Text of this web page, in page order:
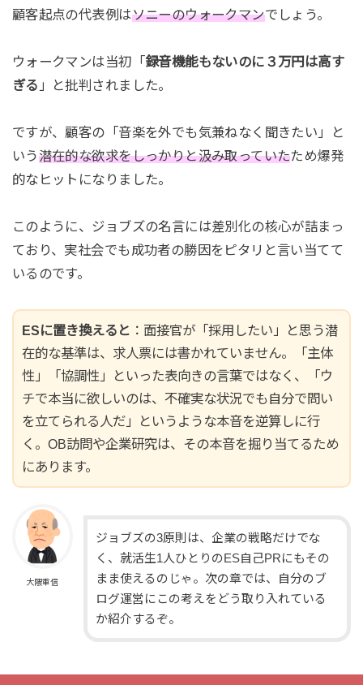
顧客起点の代表例はソニーのウォークマンでしょう。
ウォークマンは当初「録音機能もないのに３万円は高す
ぎる 」と批判されました。
ですが、顧客の「音楽を外でも気兼ねなく聞きたい」と
いう潜在的な欲求をしっかりと汲み取っていたため爆発
的なヒットになりました。
このように、ジョブズの名言には差別化の核心が詰まっ
ており、実社会でも成功者の勝因をピタリと言い当てて
いるのです。
ESに置き換えると ：面接官が「採用したい」と思う潜
在的な基準は、求人票には書かれていません。「主体
性」「協調性」といった表向きの言葉ではなく、「ウ
チで本当に欲しいのは、不確実な状況でも自分で問い
を立てられる人だ」というような本音を逆算しに行
く。OB訪問や企業研究は、その本音を掘り当てるため
にあります。
大隈重信
ジョブズの3原則は、企業の戦略だけでな
く、就活生1人ひとりのES自己PRにもその
まま使えるのじゃ。次の章では、自分のブ
ログ運営にこの考えをどう取り入れている
か紹介するぞ。